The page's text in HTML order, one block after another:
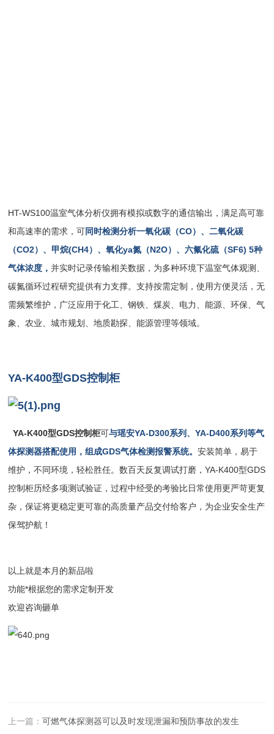
HT-WS100温室气体分析仪拥有模拟或数字的通信输出，满足高可靠
和高速率的需求，可同时检测分析一氧化碳（CO）、二氧化碳
（CO2）、甲烷(CH4）、氧化ya氮（N2O）、六氟化硫（SF6) 5种
气体浓度，并实时记录传输相关数据，为多种环境下温室气体观测、
碳氮循环过程研究提供有力支撑。支持按需定制，使用方便灵活，无
需频繁维护，广泛应用于化工、钢铁、煤炭、电力、能源、环保、气
象、农业、城市规划、地质勘探、能源管理等领域。
YA-K400型GDS控制柜
YA-K400型GDS控制柜可与瑶安YA-D300系列、YA-D400系列等气
体探测器搭配使用，组成GDS气体检测报警系统。安装简单，易于
维护，不同环境，轻松胜任。数百天反复调试打磨，YA-K400型GDS
控制柜历经多项测试验证，过程中经受的考验比日常使用更严苛更复
杂，保证将更稳定更可靠的高质量产品交付给客户，为企业安全生产
保驾护航！
以上就是本月的新品啦
功能*根据您的需求定制开发
欢迎咨询砸单
上一篇：可燃气体探测器可以及时发现泄漏和预防事故的发生